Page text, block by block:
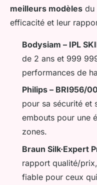
meilleurs modèles du
efficacité et leur
Bodysiam – IPL
de 2 ans et 999
performances de
Philips – BRI956/
pour sa sécurité et
embouts pour une
zones.
Braun Silk·Expert
rapport qualité/
fiable pour ceux